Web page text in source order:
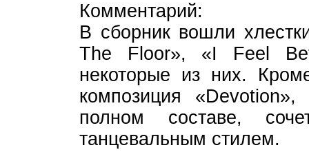
Комментарий:
В сборник вошли
The Floor», «I Feel
некоторые из них.
композиция
полном составе,
танцевальным стилем.